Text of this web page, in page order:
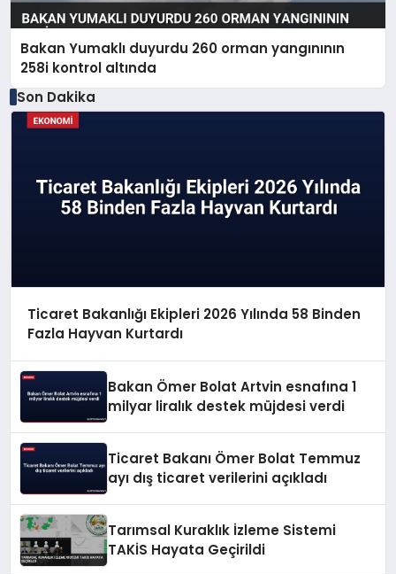
Bakan Yumaklı duyurdu 260 orman yangınının
258i kontrol altında
Son Dakika
Ticaret Bakanlığı Ekipleri 2026 Yılında 58 Binden
Fazla Hayvan Kurtardı
Bakan Ömer Bolat Artvin esnafına 1
milyar liralık destek müjdesi verdi
Ticaret Bakanı Ömer Bolat Temmuz
ayı dış ticaret verilerini açıkladı
Tarımsal Kuraklık İzleme Sistemi
TAKİS Hayata Geçirildi